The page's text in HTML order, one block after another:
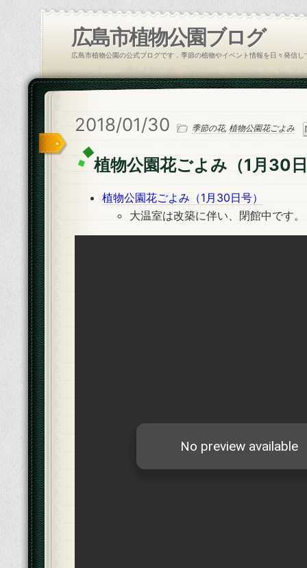
広島市植物公園ブログ
広島市植物公園の公式ブログです．季節の植物やイベント情報を日々発信し
2018/01/30 季節の花, 植物公園花ごよみ
植物公園花ごよみ（1月30
植物公園花ごよみ（1月30日号）
大温室は改築に伴い、閉館中です。